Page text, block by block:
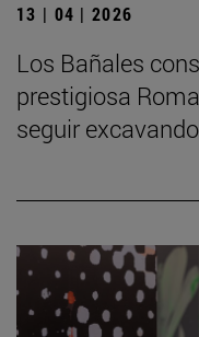
13 | 04 | 2026
Los Bañales
prestigiosa
seguir